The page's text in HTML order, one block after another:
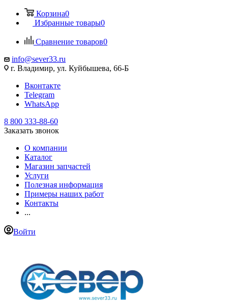
Корзина0
Избранные товары0
Сравнение товаров0
info@sever33.ru
г. Владимир, ул. Куйбышева, 66-Б
Вконтакте
Telegram
WhatsApp
8 800 333-88-60
Заказать звонок
О компании
Каталог
Магазин запчастей
Услуги
Полезная информация
Примеры наших работ
Контакты
...
Войти